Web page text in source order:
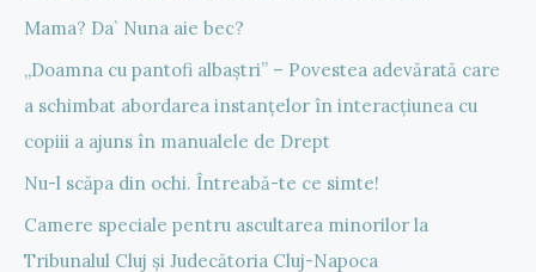
Mama? Da` Nuna aie bec?
„Doamna cu pantofi albaștri” – Povestea adevărată care
a schimbat abordarea instanțelor în interacțiunea cu
copiii a ajuns în manualele de Drept
Nu-l scăpa din ochi. Întreabă-te ce simte!
Camere speciale pentru ascultarea minorilor la
Tribunalul Cluj și Judecătoria Cluj-Napoca